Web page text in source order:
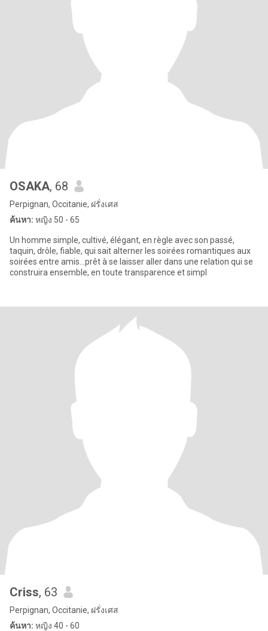
OSAKA, 68
Perpignan, Occitanie, ฝรั่งเศส
ค้นหา: หญิง 50 - 65
Un homme simple, cultivé, élégant, en règle avec son passé,
taquin, drôle, fiable, qui sait alterner les soirées romantiques aux
soirées entre amis...prêt à se laisser aller dans une relation qui se
construira ensemble, en toute transparence et simpl
Criss, 63
Perpignan, Occitanie, ฝรั่งเศส
ค้นหา: หญิง 40 - 60